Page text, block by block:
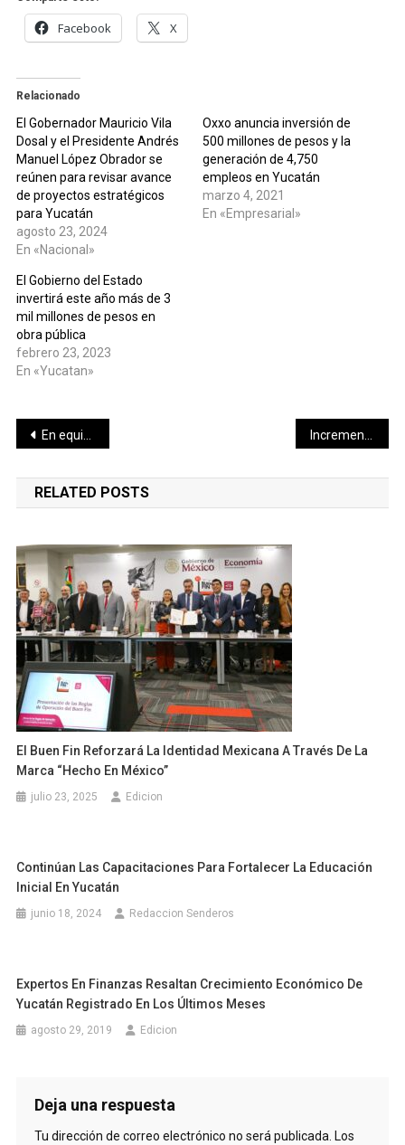
Facebook X
Relacionado
El Gobernador Mauricio Vila
Dosal y el Presidente Andrés
Manuel López Obrador se
reúnen para revisar avance
de proyectos estratégicos
para Yucatán
agosto 23, 2024
En «Nacional»
Oxxo anuncia inversión de
500 millones de pesos y la
generación de 4,750
empleos en Yucatán
marzo 4, 2021
En «Empresarial»
El Gobierno del Estado
invertirá este año más de 3
mil millones de pesos en
obra pública
febrero 23, 2023
En «Yucatan»
Navegación
de
entradas
En equipo ARVAY y taxistas promueven Valladolid
RELATED POSTS
El Buen Fin Reforzará La Identidad Mexicana A Través De La
Marca “Hecho En México”
julio 23, 2025 Edicion
Continúan Las Capacitaciones Para Fortalecer La Educación
Inicial En Yucatán
junio 18, 2024 Redaccion Senderos
Expertos En Finanzas Resaltan Crecimiento Económico De
Yucatán Registrado En Los Últimos Meses
agosto 29, 2019 Edicion
Deja una respuesta
Tu dirección de correo electrónico no será publicada. Los